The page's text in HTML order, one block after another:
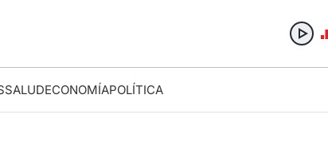
SALUDECONOMÍAPOLÍTICA